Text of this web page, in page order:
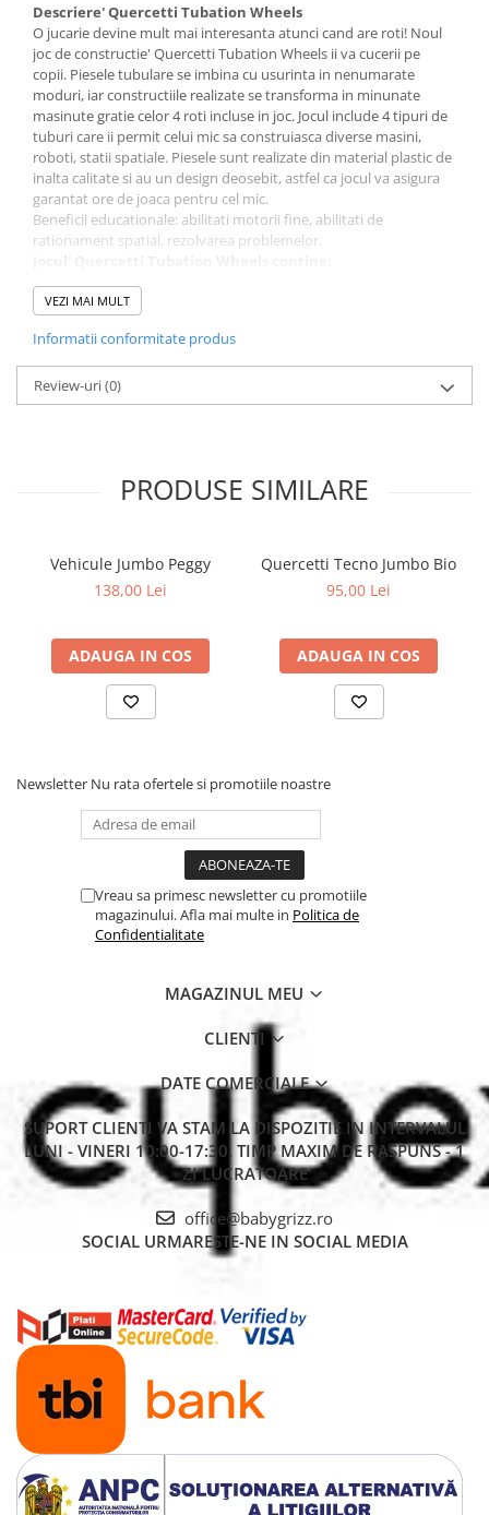
Descriere' Quercetti Tubation Wheels
O jucarie devine mult mai interesanta atunci cand are roti! Noul
joc de constructie' Quercetti Tubation Wheels ii va cucerii pe
copii. Piesele tubulare se imbina cu usurinta in nenumarate
moduri, iar constructiile realizate se transforma in minunate
masinute gratie celor 4 roti incluse in joc. Jocul include 4 tipuri de
tuburi care ii permit celui mic sa construiasca diverse masini,
roboti, statii spatiale. Piesele sunt realizate din material plastic de
inalta calitate si au un design deosebit, astfel ca jocul va asigura
garantat ore de joaca pentru cel mic.
Beneficii educationale: abilitati motorii fine, abilitati de
rationament spatial, rezolvarea problemelor.
18 tuburi drepte.
20 tuburi in forma de L.
14 tuburi in forma de +.
4 roti.
4 pivoti.
Jocul este destinat copiilor cu varsta: 3 - 8 ani.
60 de ani de experienta Quercetti. Toate jucariile Quercetti sunt
fizice si mentale si de asemenea invata sa rezolve probleme. Cu
Quercetti, copiii se joaca inteligent!
VEZI MAI MULT
Informatii conformitate produs
Review-uri(0)
PRODUSE SIMILARE
Vehicule Jumbo Peggy
138,00 Lei
ADAUGA IN COS
Quercetti Tecno Jumbo Bio
95,00 Lei
ADAUGA IN COS
Newsletter Nu rata ofertele si promotiile noastre
Vreau sa primesc newsletter cu promotiile
magazinului. Afla mai multe in Politica de
Confidentialitate
MAGAZINUL MEU
CLIENTI
DATE COMERCIALE
SUPORT CLIENTI VA STAM LA DISPOZITIE IN INTERVALUL
LUNI - VINERI 10:00-17:30. TIMP MAXIM DE RASPUNS - 1
ZI LUCRATOARE
office@babygrizz.ro
SOCIAL URMARESTE-NE IN SOCIAL MEDIA